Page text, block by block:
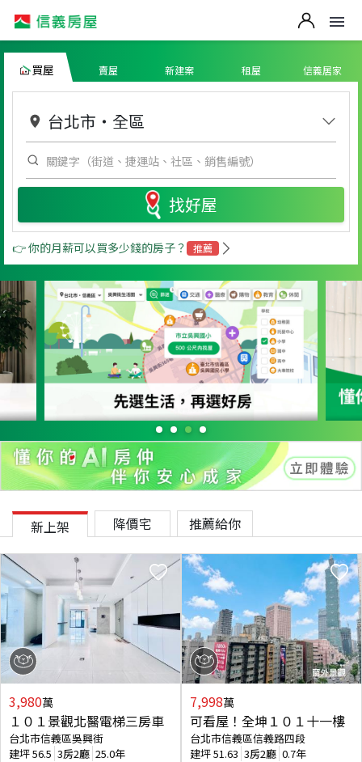
買屋 賣屋 新建案 租屋 信義居家
台北市 ・ 全區
找好屋
👉 你的月薪可以買多少錢的房子？ 推薦
新上架 降價宅 推薦給你
3,980萬
１０１景觀北醫電梯三房車
台北市信義區吳興街
建坪56.5 3房2廳 25.0年
7,998萬
可看屋！全坤１０１十一樓
台北市信義區信義路四段
建坪51.63 3房2廳 0.7年